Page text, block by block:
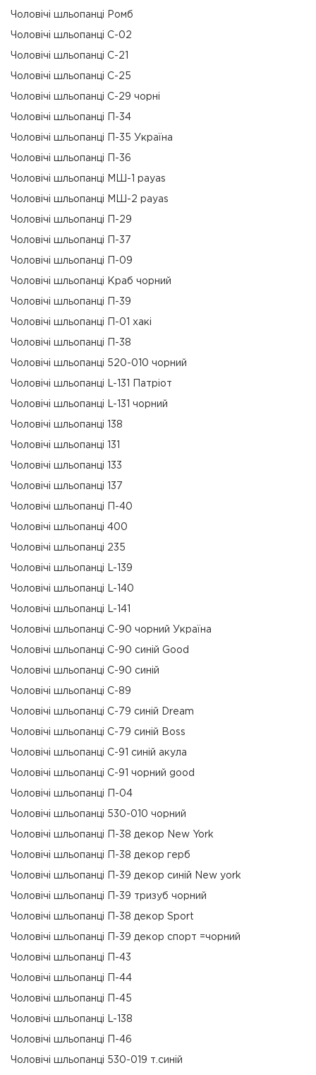
Чоловічі шльопанці Ромб
Чоловічі шльопанці С-02
Чоловічі шльопанці С-21
Чоловічі шльопанці С-25
Чоловічі шльопанці С-29 чорні
Чоловічі шльопанці П-34
Чоловічі шльопанці П-35 Україна
Чоловічі шльопанці П-36
Чоловічі шльопанці МШ-1 payas
Чоловічі шльопанці МШ-2 payas
Чоловічі шльопанці П-29
Чоловічі шльопанці П-37
Чоловічі шльопанці П-09
Чоловічі шльопанці Краб чорний
Чоловічі шльопанці П-39
Чоловічі шльопанці П-01 хакі
Чоловічі шльопанці П-38
Чоловічі шльопанці 520-010 чорний
Чоловічі шльопанці L-131 Патріот
Чоловічі шльопанці L-131 чорний
Чоловічі шльопанці 138
Чоловічі шльопанці 131
Чоловічі шльопанці 133
Чоловічі шльопанці 137
Чоловічі шльопанці П-40
Чоловічі шльопанці 400
Чоловічі шльопанці 235
Чоловічі шльопанці L-139
Чоловічі шльопанці L-140
Чоловічі шльопанці L-141
Чоловічі шльопанці С-90 чорний Україна
Чоловічі шльопанці С-90 синій Good
Чоловічі шльопанці С-90 синій
Чоловічі шльопанці С-89
Чоловічі шльопанці С-79 синій Dream
Чоловічі шльопанці С-79 синій Boss
Чоловічі шльопанці С-91 синій акула
Чоловічі шльопанці С-91 чорний good
Чоловічі шльопанці П-04
Чоловічі шльопанці 530-010 чорний
Чоловічі шльопанці П-38 декор New York
Чоловічі шльопанці П-38 декор герб
Чоловічі шльопанці П-39 декор синій New york
Чоловічі шльопанці П-39 тризуб чорний
Чоловічі шльопанці П-38 декор Sport
Чоловічі шльопанці П-39 декор спорт =чорний
Чоловічі шльопанці П-43
Чоловічі шльопанці П-44
Чоловічі шльопанці П-45
Чоловічі шльопанці L-138
Чоловічі шльопанці П-46
Чоловічі шльопанці 530-019 т.синій